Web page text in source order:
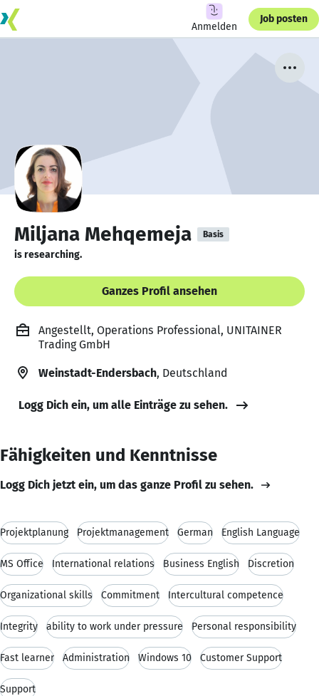
Anmelden
Job posten
Miljana Mehqemeja Basis
is researching.
Ganzes Profil ansehen
Angestellt, Operations Professional, UNITAINER
Trading GmbH
Weinstadt-Endersbach, Deutschland
Logg Dich ein, um alle Einträge zu sehen.
Fähigkeiten und Kenntnisse
Logg Dich jetzt ein, um das ganze Profil zu sehen.
Projektplanung Projektmanagement German English Language
MS Office International relations Business English Discretion
Organizational skills Commitment Intercultural competence
Integrity ability to work under pressure Personal responsibility
Fast learner Administration Windows 10 Customer Support
Support